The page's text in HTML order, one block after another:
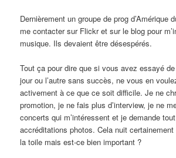
Dernièrement un groupe de prog d’Amérique
me contacter sur Flickr et sur le blog pour
musique. Ils devaient être désespérés.
Tout ça pour dire que si vous avez essayé
jour ou l’autre sans succès, ne vous en
activement à ce que ce soit difficile. Je ne
promotion, je ne fais plus d’interview, je ne
concerts qui m’intéressent et je demande
accréditations photos. Cela nuit
la toile mais est-ce bien important ?